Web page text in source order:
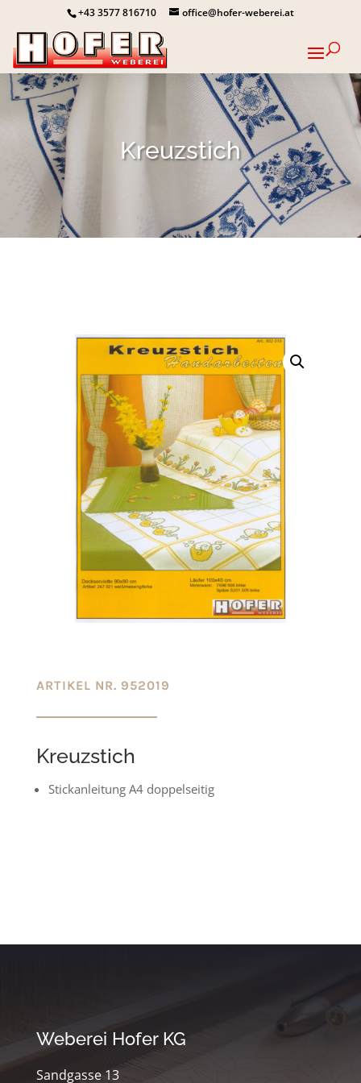
+43 3577 816710 office@hofer-weberei.at
Kreuzstich
ARTIKEL NR. 952019
Kreuzstich
Stickanleitung A4 doppelseitig
Weberei Hofer KG
Sandgasse 13